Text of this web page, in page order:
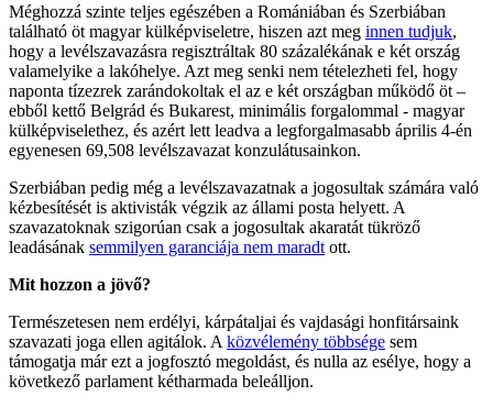
Méghozzá szinte teljes egészében a Romániában és Szerbiában
található öt magyar külképviseletre, hiszen azt meg innen tudjuk,
hogy a levélszavazásra regisztráltak 80 százalékának e két ország
valamelyike a lakóhelye. Azt meg senki nem tételezheti fel, hogy
naponta tízezrek zarándokoltak el az e két országban működő öt –
ebből kettő Belgrád és Bukarest, minimális forgalommal - magyar
külképviselethez, és azért lett leadva a legforgalmasabb április 4-én
egyenesen 69,508 levélszavazat konzulátusainkon.
Szerbiában pedig még a levélszavazatnak a jogosultak számára való
kézbesítését is aktivisták végzik az állami posta helyett. A
szavazatoknak szigorúan csak a jogosultak akaratát tükröző
leadásának semmilyen garanciája nem maradt ott.
Mit hozzon a jövő?
Természetesen nem erdélyi, kárpátaljai és vajdasági honfitársaink
szavazati joga ellen agitálok. A közvélemény többsége sem
támogatja már ezt a jogfosztó megoldást, és nulla az esélye, hogy a
következő parlament kétharmada beleálljon.